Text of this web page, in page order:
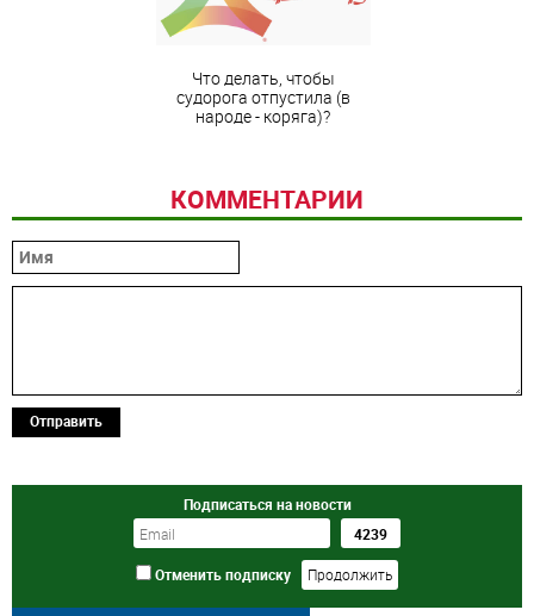
Что делать, чтобы
судорога отпустила (в
народе - коряга)?
КОММЕНТАРИИ
Отправить
Подписаться на новости
Отменить подписку